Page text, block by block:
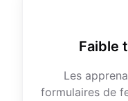
Faible
Les
formulaires de